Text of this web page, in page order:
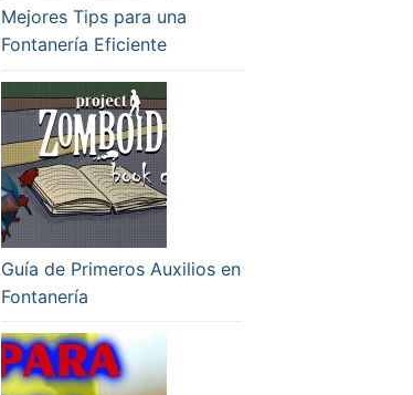
Mejores Tips para una
Fontanería Eficiente
Guía de Primeros Auxilios en
Fontanería